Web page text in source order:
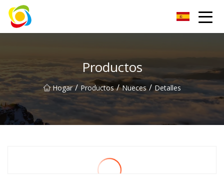
Productos
Hogar / Productos / Nueces / Detalles